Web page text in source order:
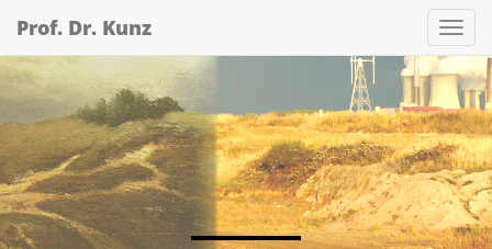
Skip
to
main
content
Prof. Dr. Kunz